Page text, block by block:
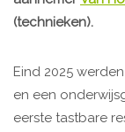
(technieken).
Eind 2025
en een
eerste tastbare